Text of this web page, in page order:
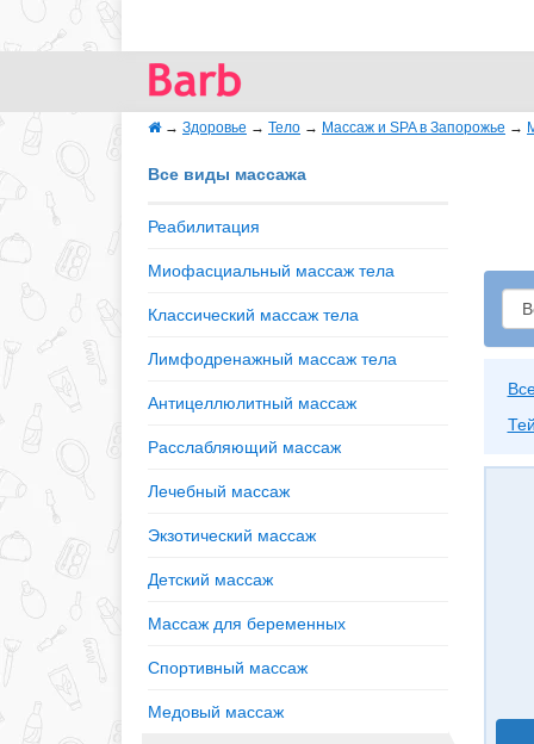
→ Здоровье → Тело → Массаж и SPA в Запорожье →
Все виды массажа
Реабилитация
Миофасциальный массаж тела
Классический массаж тела
Лимфодренажный массаж тела
Антицеллюлитный массаж
Расслабляющий массаж
Лечебный массаж
Экзотический массаж
Детский массаж
Массаж для беременных
Спортивный массаж
Медовый массаж